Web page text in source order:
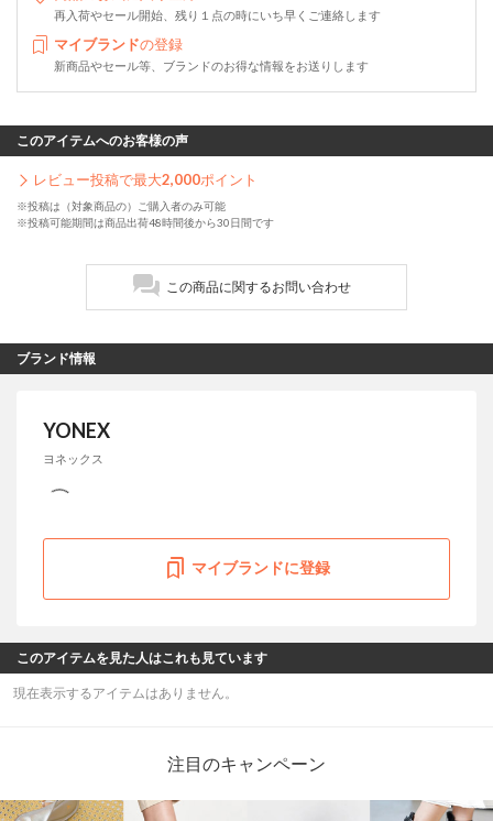
再入荷やセール開始、残り１点の時にいち早くご連絡します
マイブランドの登録
新商品やセール等、ブランドのお得な情報をお送りします
このアイテムへのお客様の声
レビュー投稿で最大2,000ポイント
※投稿は（対象商品の）ご購入者のみ可能
※投稿可能期間は商品出荷48時間後から30日間です
この商品に関するお問い合わせ
ブランド情報
YONEX
ヨネックス
マイブランドに登録
このアイテムを見た人はこれも見ています
現在表示するアイテムはありません。
注目のキャンペーン